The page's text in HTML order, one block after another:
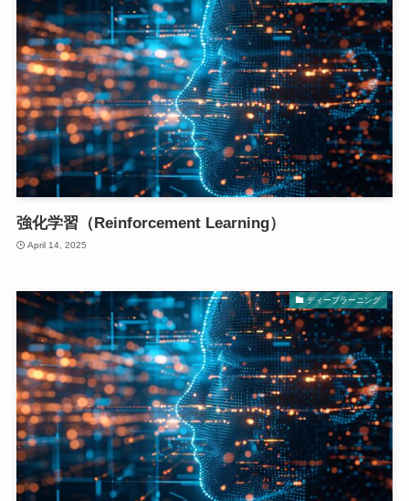
強化学習（Reinforcement Learning）
April 14, 2025
ディープラーニング